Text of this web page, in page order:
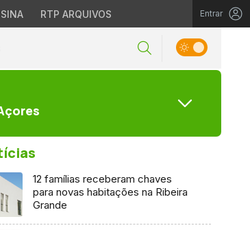
RTP ARQUIVOS Entrar
12 famílias receberam chaves
para novas habitações na Ribeira
Grande